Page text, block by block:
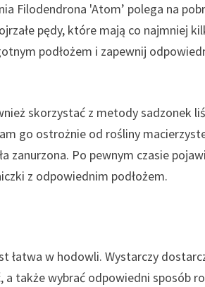
Filodendrona 'Atom’ polega na
pędy, które mają co najmniej
podłożem i zapewnij
skorzystać z metody sadzonek
go ostrożnie od rośliny
zanurzona. Po pewnym czasie
z odpowiednim podłożem.
łatwa w hodowli. Wystarczy
także wybrać odpowiedni sposób